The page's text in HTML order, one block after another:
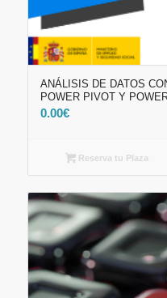
ANÁLISIS DE DATOS
POWER PIVOT Y
0.00€
Reserva tu Plaza